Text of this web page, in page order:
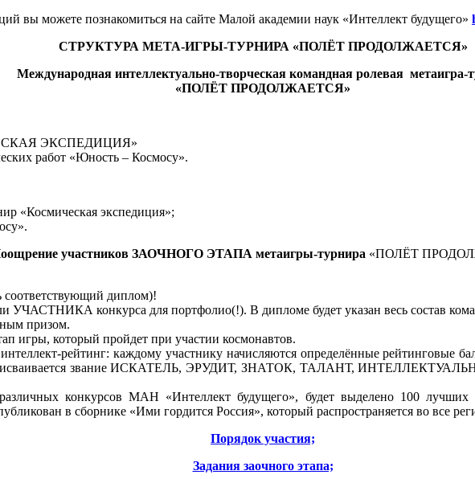
вы можете познакомиться на сайте Малой академии наук «Интеллект будущего»
СТРУКТУРА МЕТА-ИГРЫ-ТУРНИРА «ПОЛЁТ ПРОДОЛЖАЕТСЯ»
Международная интеллектуально-творческая командная ролевая метаигра-
«ПОЛЁТ ПРОДОЛЖАЕТСЯ»
ЭКСПЕДИЦИЯ»
работ «Юность – Космосу».
«Космическая экспедиция»;
участников ЗАОЧНОГО ЭТАПА метаигры-турнира «ПОЛЁТ
соответствующий диплом)!
конкурса для портфолио(!). В дипломе будет указан весь состав
призом.
игры, который пройдет при участии космонавтов.
рейтинг: каждому участнику начисляются определённые рейтинговые
присваивается звание ИСКАТЕЛЬ, ЭРУДИТ, ЗНАТОК, ТАЛАНТ,
конкурсов МАН «Интеллект будущего», будет выделено 100 лучших
в сборнике «Ими гордится Россия», который распространяется во все
Порядок участия;
Задания заочного этапа;